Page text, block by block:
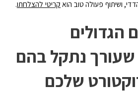
ושיתוף פעולה טוב הוא קריטי להצלחתו.
הגדולים
שעורך נתקל בהם
שלכם